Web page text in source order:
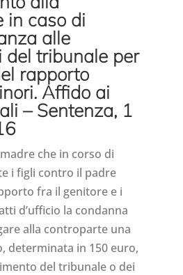
in caso di
alle
del tribunale per
rapporto
Affido ai
– Sentenza, 1
che in corso di
i figli contro il padre
fra il genitore e i
d’ufficio la condanna
alla controparte una
determinata in 150 euro,
del tribunale o dei